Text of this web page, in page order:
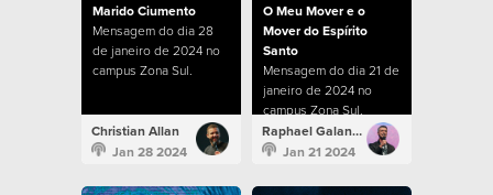
Marido Ciumento
Mensagem do dia 28
de janeiro de 2024 no
campus Zona Sul.
Christian Allan
Jan 28 2024
O Meu Mover e o
Mover do Espírito
Santo
Mensagem do dia 21 de
janeiro de 2024 no
campus Zona Sul.
Raphael Galante
Jan 21 2024